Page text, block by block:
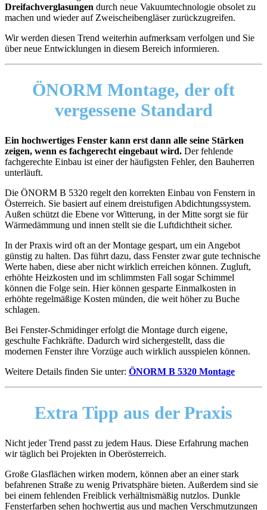
Dreifachverglasungen durch neue Vakuumtechnologie obsolet zu
machen und wieder auf Zweischeibengläser zurückzugreifen.
Wir werden diesen Trend weiterhin aufmerksam verfolgen und Sie
über neue Entwicklungen in diesem Bereich informieren.
ÖNORM Montage, der oft
vergessene Standard
Ein hochwertiges Fenster kann erst dann alle seine Stärken
zeigen, wenn es fachgerecht eingebaut wird. Der fehlende
fachgerechte Einbau ist einer der häufigsten Fehler, den Bauherren
unterläuft.
Die ÖNORM B 5320 regelt den korrekten Einbau von Fenstern in
Österreich. Sie basiert auf einem dreistufigen Abdichtungssystem.
Außen schützt die Ebene vor Witterung, in der Mitte sorgt sie für
Wärmedämmung und innen stellt sie die Luftdichtheit sicher.
In der Praxis wird oft an der Montage gespart, um ein Angebot
günstig zu halten. Das führt dazu, dass Fenster zwar gute technische
Werte haben, diese aber nicht wirklich erreichen können. Zugluft,
erhöhte Heizkosten und im schlimmsten Fall sogar Schimmel
können die Folge sein. Hier können gesparte Einmalkosten in
erhöhte regelmäßige Kosten münden, die weit höher zu Buche
schlagen.
Bei Fenster-Schmidinger erfolgt die Montage durch eigene,
geschulte Fachkräfte. Dadurch wird sichergestellt, dass die
modernen Fenster ihre Vorzüge auch wirklich ausspielen können.
Weitere Details finden Sie unter: ÖNORM B 5320 Montage
Extra Tipp aus der Praxis
Nicht jeder Trend passt zu jedem Haus. Diese Erfahrung machen
wir täglich bei Projekten in Oberösterreich.
Große Glasflächen wirken modern, können aber an einer stark
befahrenen Straße zu wenig Privatsphäre bieten. Außerdem sind sie
bei einem fehlenden Freiblick verhältnismäßig nutzlos. Dunkle
Fensterfarben sehen hochwertig aus und machen Verschmutzungen